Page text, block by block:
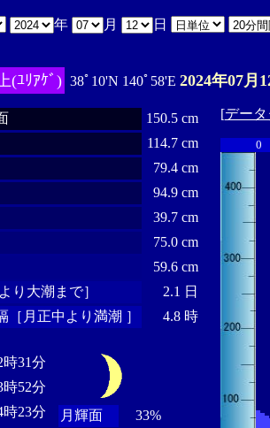
年 月 日
(ﾕﾘｱｹﾞ) 38ﾟ10'N 140ﾟ58'E 2024年07月
150.5 cm
114.7 cm
79.4 cm
94.9 cm
39.7 cm
75.0 cm
59.6 cm
り大潮まで］
2.1 日
［月正中より満潮 ］
4.8 時
時31分
時52分
時23分
月輝面
33%
[デー
0